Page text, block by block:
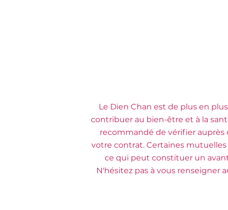
Le Dien Chan est de plus en
contribuer au bien-être et à la
recommandé de vérifier auprès
votre contrat. Certaines
ce qui peut constituer un
N'hésitez pas à vous renseigner